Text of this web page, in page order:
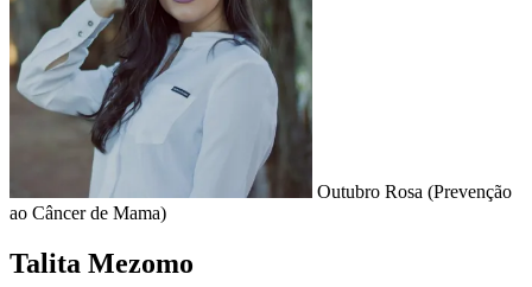
Outubro Rosa (Prevenção
ao Câncer de Mama)
Talita Mezomo